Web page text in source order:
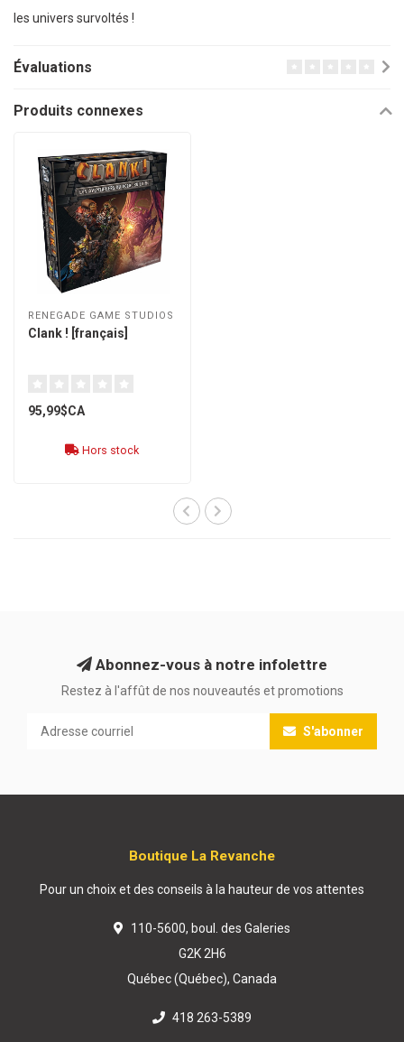
les univers survoltés !
Évaluations
Produits connexes
RENEGADE GAME STUDIOS
Clank ! [français]
95,99$CA
Hors stock
Abonnez-vous à notre infolettre
Restez à l'affût de nos nouveautés et promotions
S'abonner
Boutique La Revanche
Pour un choix et des conseils à la hauteur de vos attentes
110-5600, boul. des Galeries
G2K 2H6
Québec (Québec), Canada
418 263-5389